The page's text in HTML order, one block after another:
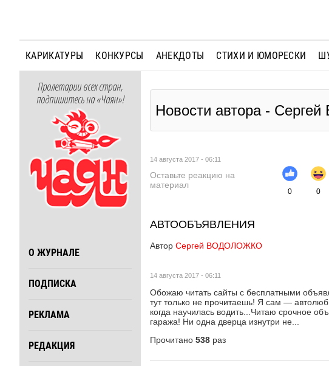
КАРИКАТУРЫ КОНКУРСЫ АНЕКДОТЫ СТИХИ И ЮМОРЕСКИ
Пролетарии всех стран,
подпишитесь на «Чаян»!
О ЖУРНАЛЕ
ПОДПИСКА
РЕКЛАМА
РЕДАКЦИЯ
Новости автора -
14 августа 2017 - 06:11
Оставьте реакцию на
материал
0 0
АВТООБЪЯВЛЕНИЯ
Автор Сергей ВОДОЛОЖКО
14 августа 2017 - 06:11
Обожаю читать сайты с бесплатными
тут только не прочитаешь! Я сам —
когда научилась водить...Читаю срочное
гаража! Ни одна дверца изнутри не...
Прочитано 538 раз